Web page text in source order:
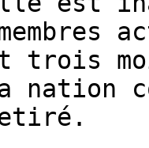
trois
nation